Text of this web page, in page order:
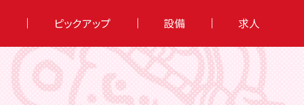
ピックアップ 設備 求人